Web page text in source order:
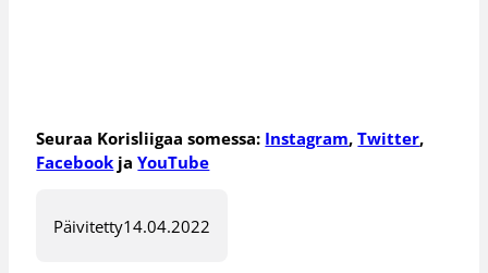
Seuraa Korisliigaa somessa: Instagram,Twitter,
Facebook jaYouTube
Päivitetty14.04.2022